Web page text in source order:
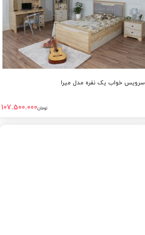
سرویس خواب یک نفره مدل میرا
تومان107.500.000